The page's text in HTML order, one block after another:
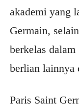
akademi yang
Germain,
berkelas
berlian lainnya
Paris Saint